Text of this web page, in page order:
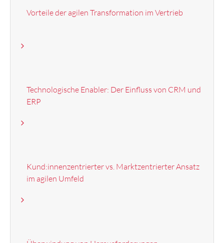
Vorteile der agilen Transformation im Vertrieb
Technologische Enabler: Der Einfluss von CRM und
ERP
Kund:innenzentrierter vs. Marktzentrierter Ansatz
im agilen Umfeld